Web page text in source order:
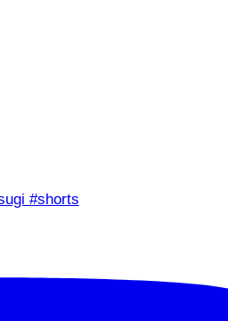
#shorts